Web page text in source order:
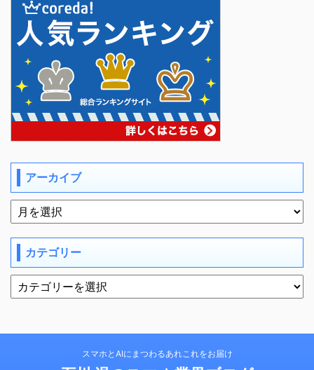
アーカイブ
カテゴリー
スマホとAIにまつわるあれこれをお届け